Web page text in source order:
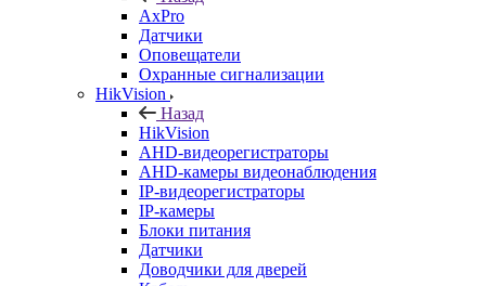
AxPro
Датчики
Оповещатели
Охранные сигнализации
HikVision
Назад
HikVision
AHD-видеорегистраторы
AHD-камеры видеонаблюдения
IP-видеорегистраторы
IP-камеры
Блоки питания
Датчики
Доводчики для дверей